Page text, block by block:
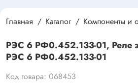
Главная Каталог Компоненты и
РЭС 6 РФ0.452.133-01, Реле
РЭС 6 РФ0.452.133-01
Код товара: 068453